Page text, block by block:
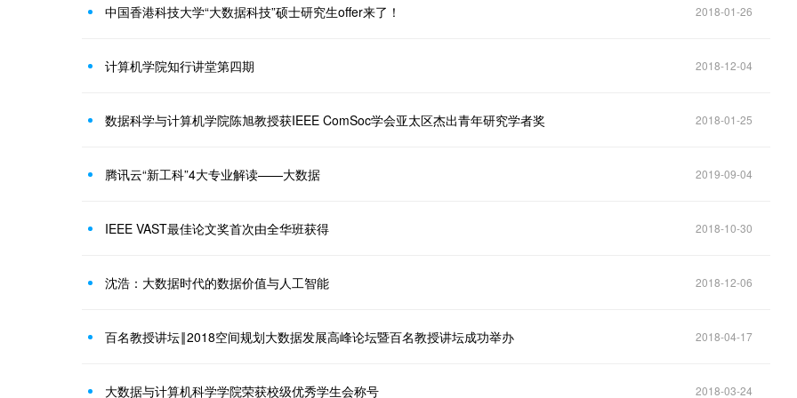
中国香港科技大学“大数据科技”硕士研究生offer来了！ 2018-01-26
计算机学院知行讲堂第四期 2018-12-04
数据科学与计算机学院陈旭教授获IEEE ComSoc学会亚太区杰出青年研究学者奖 2018-01-25
腾讯云“新工科”4大专业解读——大数据 2019-09-04
IEEE VAST最佳论文奖首次由全华班获得 2018-10-30
沈浩：大数据时代的数据价值与人工智能 2018-12-06
百名教授讲坛‖2018空间规划大数据发展高峰论坛暨百名教授讲坛成功举办 2018-04-17
大数据与计算机科学学院荣获校级优秀学生会称号 2018-03-24